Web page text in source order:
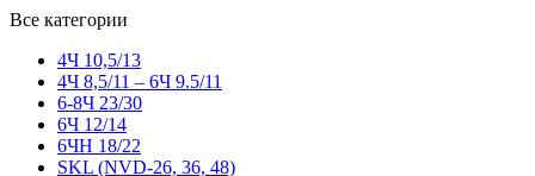
Все категории
4Ч 10,5/13
4Ч 8,5/11 – 6Ч 9.5/11
6-8Ч 23/30
6Ч 12/14
6ЧН 18/22
SKL (NVD-26, 36, 48)